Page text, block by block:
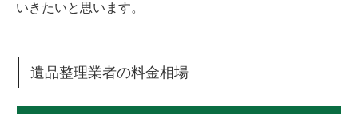
いきたいと思います。
遺品整理業者の料金相場